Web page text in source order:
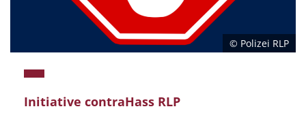
© Polizei RLP
Initiative contraHass RLP